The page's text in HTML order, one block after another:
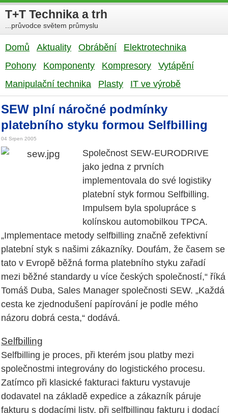
T+T Technika a trh
...průvodce světem průmyslu
Domů Aktuality Obrábění
Elektrotechnika
Pohony
Komponenty Kompresory
Vytápění
Manipulační technika
Plasty IT ve výrobě
SEW plní náročné podmínky
platebního styku formou Selfbilling
04 Srpen 2005
Společnost SEW-EURODRIVE
jako jedna z prvních
implementovala do své logistiky
platební styk formou Selfbilling.
Impulsem byla spolupráce s
kolínskou automobilkou TPCA.
„Implementace metody selfbilling značně zefektivní
platební styk s našimi zákazníky. Doufám, že časem se
tato v Evropě běžná forma platebního styku zařadí
mezi běžné standardy u více českých společností,“ říká
Tomáš Duba, Sales Manager společnosti SEW. „Každá
cesta ke zjednodušení papírování je podle mého
názoru dobrá cesta,“ dodává.
Selfbilling
Selfbilling je proces, při kterém jsou platby mezi
společnostmi integrovány do logistického procesu.
Zatímco při klasické fakturaci fakturu vystavuje
dodavatel na základě expedice a zákazník páruje
fakturu s dodacími listy, při selfbillingu fakturu i dodací